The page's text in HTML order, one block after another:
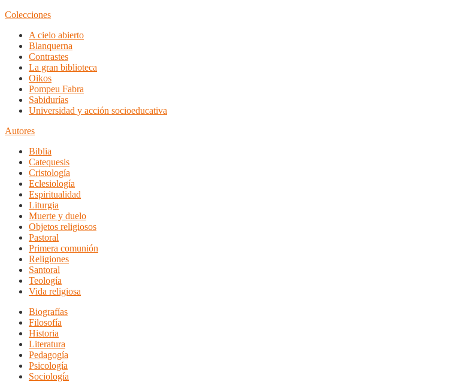
Colecciones
A cielo abierto
Blanquerna
Contrastes
La gran biblioteca
Oikos
Pompeu Fabra
Sabidurías
Universidad y acción socioeducativa
Autores
Biblia
Catequesis
Cristología
Eclesiología
Espiritualidad
Liturgia
Muerte y duelo
Objetos religiosos
Pastoral
Primera comunión
Religiones
Santoral
Teología
Vida religiosa
Biografías
Filosofía
Historia
Literatura
Pedagogía
Psicología
Sociología